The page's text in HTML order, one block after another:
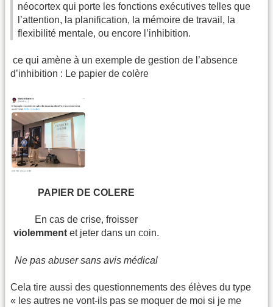
néocortex qui porte les fonctions exécutives telles que
l’attention, la planification, la mémoire de travail, la
flexibilité mentale, ou encore l’inhibition.
ce qui amène à un exemple de gestion de l’absence
d’inhibition : Le papier de colère
PAPIER DE COLERE
En cas de crise, froisser
violemmentet jeter dans un coin.
Ne pas abuser sans avis médical
Cela tire aussi des questionnements des élèves du type
« les autres ne vont-ils pas se moquer de moi si je me